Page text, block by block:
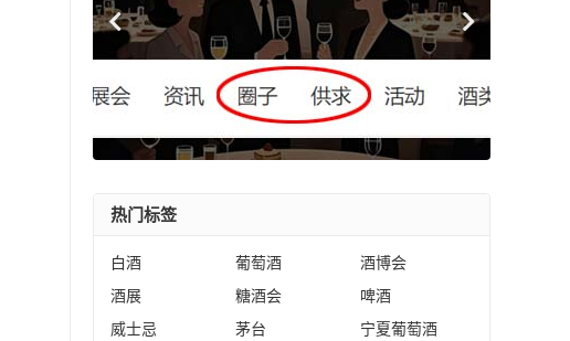
热门标签
白酒 葡萄酒 酒博会
酒展 糖酒会 啤酒
威士忌 茅台 宁夏葡萄酒